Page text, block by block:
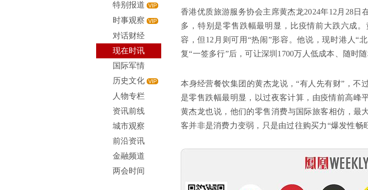
特别报道 VIP
时事观察 VIP
对话财经
现在时讯
国际军情
历史文化 VIP
人物专栏
资讯前线
城市观察
前沿资讯
金融频道
两会时间
香港优质旅游服务协会主席黄杰龙2024年12月28
多，特别是零售跌幅最明显，比疫情前大跌六成
容，但12月则可用“热闹”形容。他说，现时港人“
复“一签多行”后，可让深圳1700万人低成本、随时
本身经营餐饮集团的黄杰龙说，“有人先有财”，不
是零售跌幅最明显，以过夜客计算，由疫情前高峰
黄杰龙也说，他们的零售消费与国际旅客相仿，最
客并非是消费力变弱，只是由过往购买力“爆发性畅